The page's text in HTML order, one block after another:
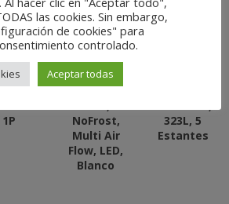
1P
Frigorífico
Combi Ártica
AFFC2010W –
E, 201cm,
NoFrost,
Multi Air
Flow, LED,
Blanco
323L, 5
Estantes
las cookies. Sin embargo,
de cookies" para
controlado.
Aceptar todas